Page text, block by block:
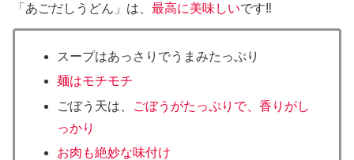
「あごだしうどん」は、 最高に美味しいです‼️
スープはあっさりでうまみたっぷり
麺はモチモチ
ごぼう天は、
ごぼうがたっぷりで、香りがし
っかり
お肉も絶妙な味付け